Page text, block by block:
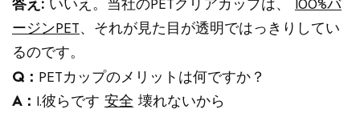
答え: いいえ。当社のPETクリアカップは、
100%バ
ージンPET、それが見た目が透明ではっきりしてい
るのです。
Q： PETカップのメリットは何ですか？
A：
1.彼らです 安全 壊れないから